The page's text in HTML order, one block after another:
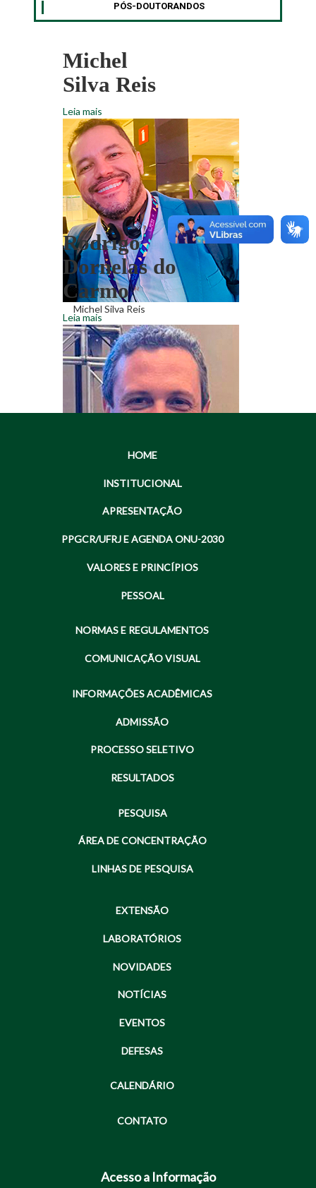
PÓS-DOUTORANDOS
Michel
Silva Reis
Leia mais
Michel Silva Reis
Rodrigo
Dornelas do
Carmo
Leia mais
Rodrigo Dornelas do
HOME
INSTITUCIONAL
APRESENTAÇÃO
PPGCR/UFRJ E AGENDA ONU-2030
VALORES E PRINCÍPIOS
PESSOAL
NORMAS E REGULAMENTOS
COMUNICAÇÃO VISUAL
INFORMAÇÕES ACADÊMICAS
ADMISSÃO
PROCESSO SELETIVO
RESULTADOS
PESQUISA
ÁREA DE CONCENTRAÇÃO
LINHAS DE PESQUISA
EXTENSÃO
LABORATÓRIOS
NOVIDADES
NOTÍCIAS
EVENTOS
DEFESAS
CALENDÁRIO
CONTATO
Acesso a Informação